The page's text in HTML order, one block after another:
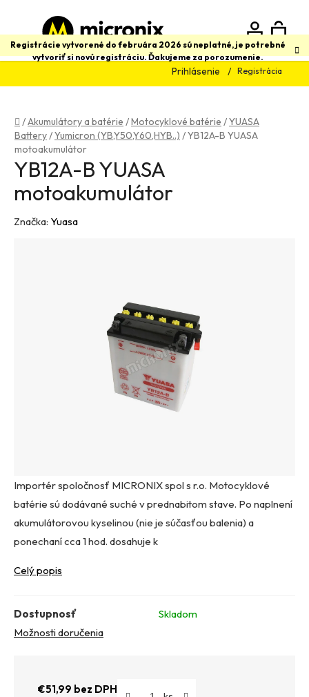
obsah
Registrácie vytvorené do februára 2026 sú neplatné, je potrebné
vytvoriť si novú registráciu. Ďakujeme za porozumenie.
Prihlásenie Registrácia
Hľadať
Domov
/Akumulátory a batérie /Motocyklové batérie /YUASA
Battery/Yumicron (YB,Y50,Y60,HYB..) /YB12A-B YUASA
motoakumulátor
Importér spoločnosť MICRONIX spol s r.o. Motocyklové
batérie sú dodávané suché v prednabitom stave. Po naplnení
akumulátorovou kyselinou (nie je súčasťou balenia) a
ponechaní cca 1 hod. dosahuje k
Celý popis
Dostupnosť
Skladom
Možnosti doručenia
€51,99 bez DPH
YB12A-B YUASA
motoakumulátor
Značka: Yuasa